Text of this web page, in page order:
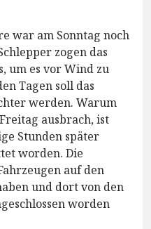
war am Sonntag noch
zogen das
um es vor Wind zu
Tagen soll das
werden. Warum
ausbrach, ist
Stunden später
worden. Die
auf den
und dort von den
worden